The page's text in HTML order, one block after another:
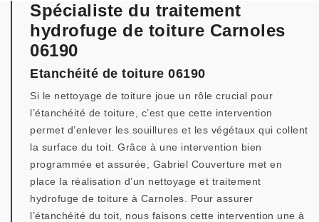
Spécialiste du traitement
hydrofuge de toiture Carnoles
06190
Etanchéité de toiture 06190
Si le nettoyage de toiture joue un rôle crucial pour
l’étanchéité de toiture, c’est que cette intervention
permet d’enlever les souillures et les végétaux qui collent
la surface du toit. Grâce à une intervention bien
programmée et assurée, Gabriel Couverture met en
place la réalisation d’un nettoyage et traitement
hydrofuge de toiture à Carnoles. Pour assurer
l’étanchéité du toit, nous faisons cette intervention une à